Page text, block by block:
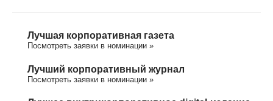
Лучшая корпоративная газета
Посмотреть заявки в номинации »
Лучший корпоративный журнал
Посмотреть заявки в номинации »